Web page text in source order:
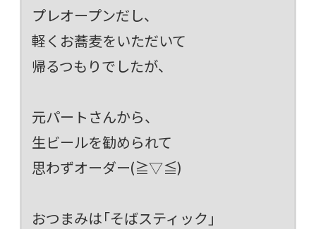
プレオープンだし、
軽くお蕎麦をいただいて
帰るつもりでしたが、
元パートさんから、
生ビールを勧められて
思わずオーダー(≧▽≦)
おつまみは「そばスティック」